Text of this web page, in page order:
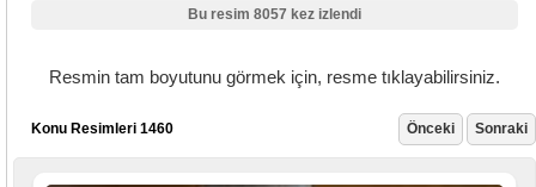
Bu resim 8057 kez izlendi
Resmin tam boyutunu görmek için, resme tıklayabilirsiniz.
Konu Resimleri 1460 Önceki Sonraki